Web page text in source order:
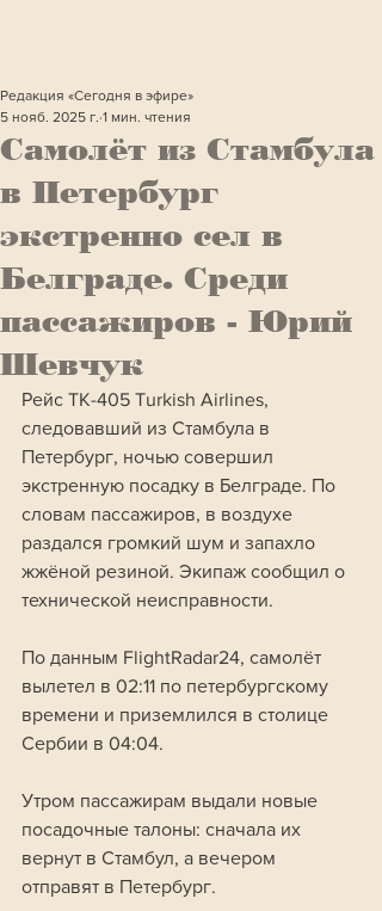
Самолёт из Стамбула
в Петербург
экстренно сел в
Белграде. Среди
пассажиров - Юрий
Шевчук
Редакция «Сегодня в эфире»
5 нояб. 2025 г. 1 мин. чтения
Рейс TK-405 Turkish Airlines,
следовавший из Стамбула в
Петербург, ночью совершил
экстренную посадку в Белграде. По
словам пассажиров, в воздухе
раздался громкий шум и запахло
жжёной резиной. Экипаж сообщил о
технической неисправности.
По данным FlightRadar24, самолёт
вылетел в 02:11 по петербургскому
времени и приземлился в столице
Сербии в 04:04.
Утром пассажирам выдали новые
посадочные талоны: сначала их
вернут в Стамбул, а вечером
отправят в Петербург.